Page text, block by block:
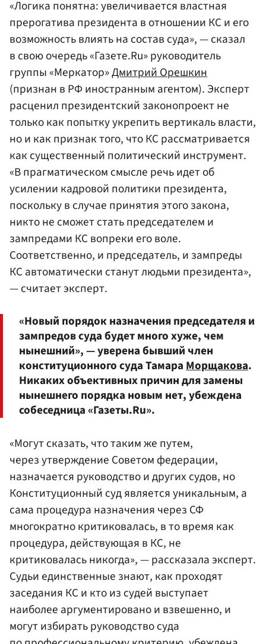
«Логика понятна: увеличивается властная
прерогатива президента в отношении КС и его
возможность влиять на состав суда», — сказал
в свою очередь «Газете.Ru» руководитель
группы «Меркатор»Дмитрий Орешкин
(признан в РФ иностранным агентом). Эксперт
расценил президентский законопроект не
только как попытку укрепить вертикаль власти,
но и как признак того, что КС рассматривается
как существенный политический инструмент.
«В прагматическом смысле речь идет об
усилении кадровой политики президента,
поскольку в случае принятия этого закона,
никто не сможет стать председателем и
зампредами КС вопреки его воле.
Соответственно, и председатель, и зампреды
КС автоматически станут людьми президента»,
— считает эксперт.
«Новый порядок назначения председателя и
зампредов суда будет много хуже, чем
нынешний», — уверена бывший член
конституционного суда ТамараМорщакова.
Никаких объективных причин для замены
нынешнего порядка новым нет, убеждена
собеседница «Газеты.Ru».
«Могут сказать, что таким же путем,
через утверждение Советом федерации,
назначается руководство и других судов, но
Конституционный суд является уникальным, а
сама процедура назначения через СФ
многократно критиковалась, в то время как
процедура, действующая в КС, не
критиковалась никогда», — рассказала эксперт.
Судьи единственные знают, как проходят
заседания КС и кто из судей выступает
наиболее аргументировано и взвешенно, и
могут избирать руководство суда